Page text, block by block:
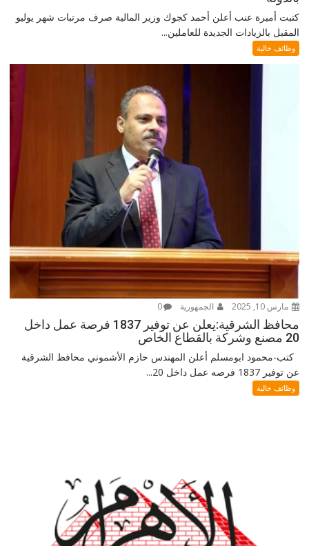
كتبت أميرة عنب أعلن أحمد كجوك وزير المالية صرف مرتبات شهر يوليو
المقبل بالزيادات الجديدة للعاملين...
وظائف خالية
مارس 10, 2025 الجمهورية 0
محافظ الشرقية:يعلن عن توفير 1837 فرصة عمل داخل
20 مصنع وشركة بالقطاع الخاص
كتب-محمود ابومسلم أعلن المهندس حازم الأشموني محافظ الشرقية
عن توفير 1837 فرصه عمل داخل 20...
وظائف خالية